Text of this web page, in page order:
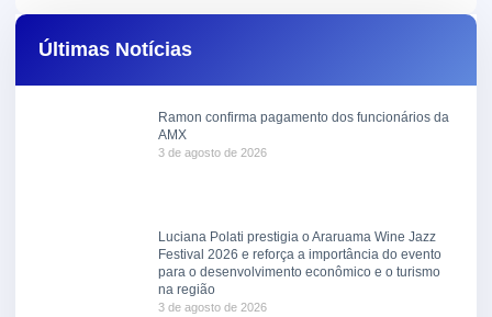
Últimas Notícias
Ramon confirma pagamento dos funcionários da
AMX
3 de agosto de 2026
Luciana Polati prestigia o Araruama Wine Jazz
Festival 2026 e reforça a importância do evento
para o desenvolvimento econômico e o turismo
na região
3 de agosto de 2026